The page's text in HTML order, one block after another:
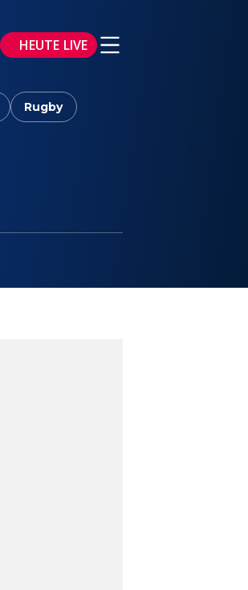
HEUTE LIVE
Rugby